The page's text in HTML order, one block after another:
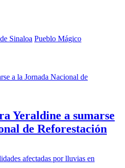
Sinaloa Pueblo Mágico
Yeraldine a sumarse
de Reforestación